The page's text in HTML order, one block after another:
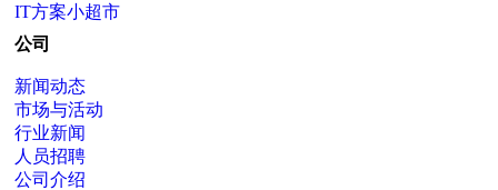
IT方案小超市
公司
新闻动态
市场与活动
行业新闻
人员招聘
公司介绍